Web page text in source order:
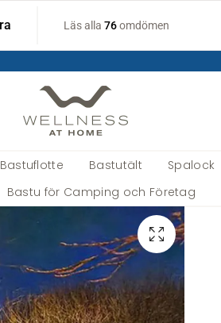
Bastuflotte Bastutält Spalock
Bastu för Camping och Företag